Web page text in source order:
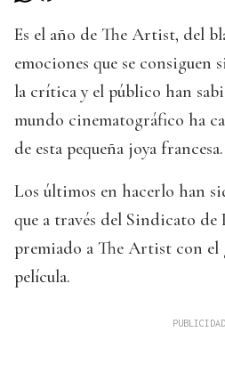
Es el año de The Artist, del
emociones que se consiguen
la crítica y el público han
mundo cinematográfico ha
de esta pequeña joya francesa.
Los últimos en hacerlo han
que a través del Sindicato de
premiado a The Artist con el
película.